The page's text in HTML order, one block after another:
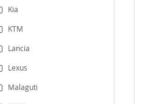
Kia
KTM
Lancia
Lexus
Malaguti